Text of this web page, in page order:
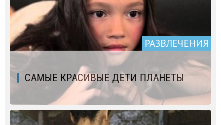
РАЗВЛЕЧЕНИЯ
САМЫЕ КРАСИВЫЕ ДЕТИ ПЛАНЕТЫ